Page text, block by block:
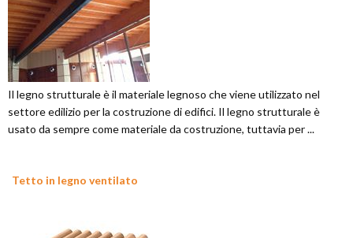
Il legno strutturale è il materiale legnoso che viene utilizzato nel
settore edilizio per la costruzione di edifici. Il legno strutturale è
usato da sempre come materiale da costruzione, tuttavia per ...
Tetto in legno ventilato